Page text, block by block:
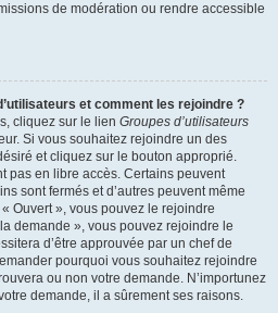
de modération ou rendre accessible
et comment les rejoindre ?
cliquez sur le lien Groupes d’utilisateurs
Si vous souhaitez rejoindre un des
et cliquez sur le bouton approprié.
pas en libre accès. Certains peuvent
sont fermés et d’autres peuvent même
Ouvert », vous pouvez le rejoindre
demande », vous pouvez rejoindre le
d’être approuvée par un chef de
pourquoi vous souhaitez rejoindre
ou non votre demande. N’importunez
demande, il a sûrement ses raisons.